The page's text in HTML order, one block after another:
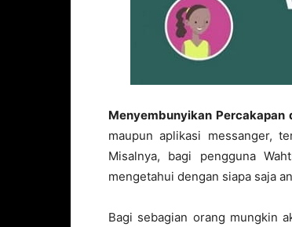
Menyembunyikan Percakapan
maupun aplikasi messanger,
Misalnya, bagi pengguna
mengetahui dengan siapa saja
Bagi sebagian orang mungkin